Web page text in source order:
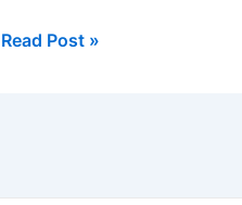
2026
Read Post »